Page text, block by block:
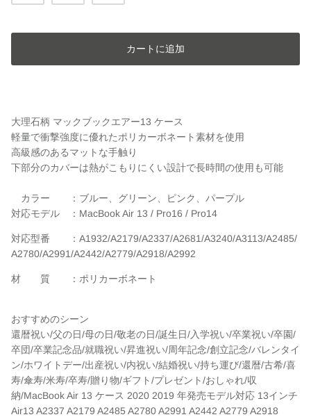
カートに追加
大理石柄 マックブックエアー13 ケース
軽量で衝撃強度に優れたポリカーボネート素材を使用
高級感のあるマットな手触り
下部分のカバーは熱がこもりにくい設計で長時間の使用も可能
カラー ：ブルー、グリーン、ピンク、パープル
対応モデル ： MacBook Air 13 / Pro16 / Pro14
対応型番 ：A1932/A2179/A2337/A2681/A3240/A3113/A2485/
A2780/A2991/A2442/A2779/A2918/A2992
材 質 ：ポリカーボネート
おすすめのシーン
還暦祝い/父の日/母の日/敬老の日/誕生日/入学祝い/卒業祝い/卒園/
卒団/卒業記念品/就職祝い/昇進祝い/周年記念/創立記念/バレンタイ
ン/ホワイトデー/出産祝い/内祝い/結婚祝い/持ち運び/還暦/古希/喜
寿/傘寿/米寿/卒寿/贈り物/ギフト/プレゼント/おしゃれ/収
納/MacBook Air 13 ケース 2020 2019 年発売モデル対応 13インチ
Air13 A2337 A2179 A2485 A2780 A2991 A2442 A2779 A2918